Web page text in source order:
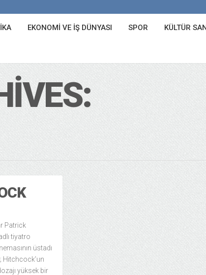
EKONOMI VE İŞ DÜNYASI SPOR KÜLTÜR
Patrick
tiyatro
üstadı
Hitchcock’un
yüksek bir